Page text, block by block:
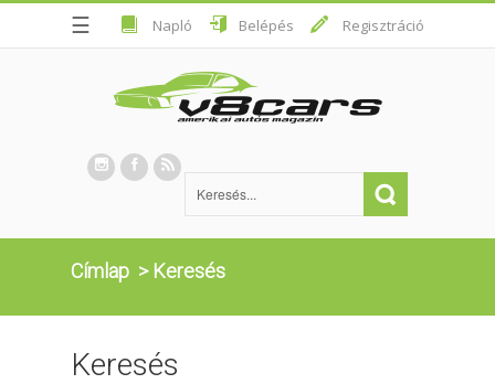
☰ Napló Belépés Regisztráció
Címlap > Keresés
Keresés